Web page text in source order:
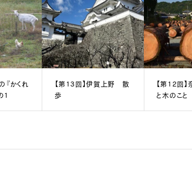
『かくれ
1
【第13回】伊賀上野 散
歩
【第12回
と木のこと